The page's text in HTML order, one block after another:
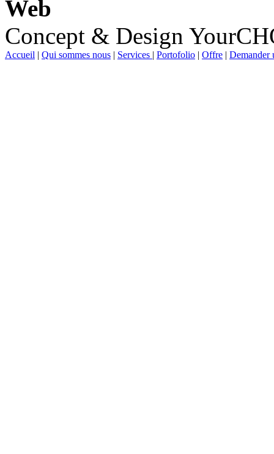
Web
Concept & Design
Accueil | Qui sommes nous | Services | Portofolio | Offre | Demander